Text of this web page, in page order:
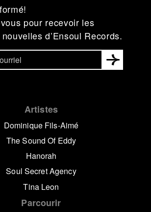
pour recevoir les
d’Ensoul Records.
Artistes
Dominique Fils-Aimé
The Sound Of Eddy
Hanorah
Soul Secret Agency
Tina Leon
Parcourir